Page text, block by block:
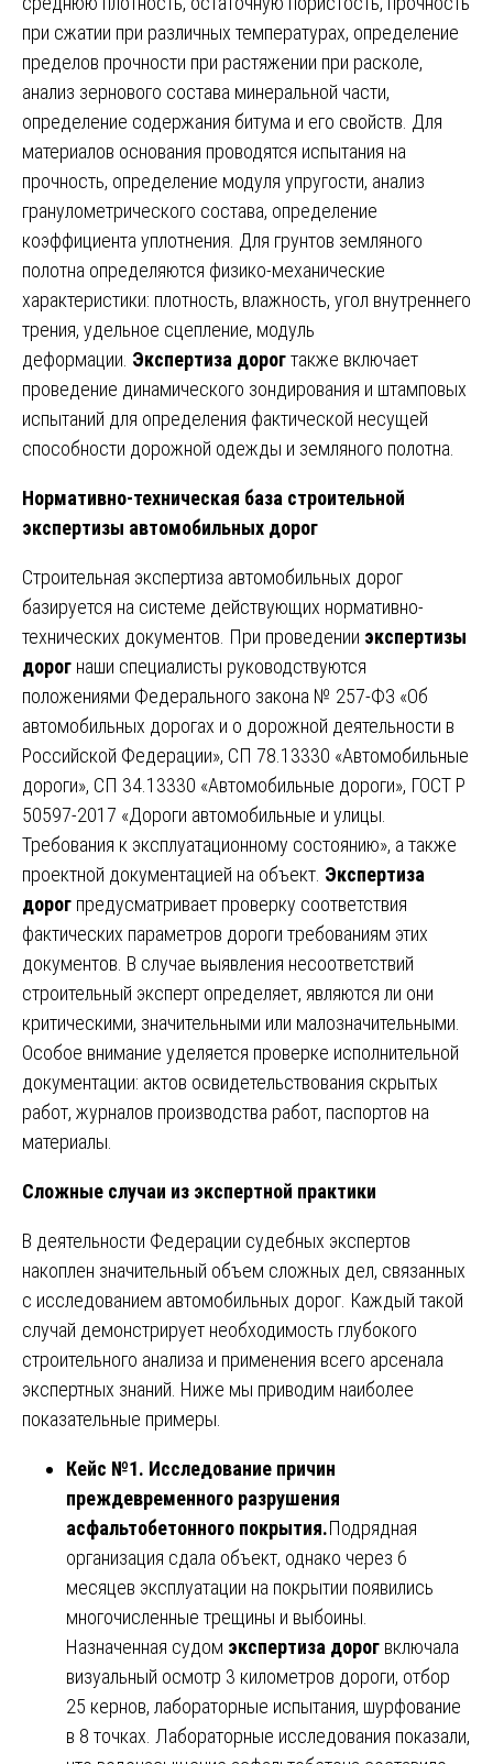
при сжатии при различных температурах, определение
пределов прочности при растяжении при расколе,
анализ зернового состава минеральной части,
определение содержания битума и его свойств. Для
материалов основания проводятся испытания на
прочность, определение модуля упругости, анализ
гранулометрического состава, определение
коэффициента уплотнения. Для грунтов земляного
полотна определяются физико-механические
характеристики: плотность, влажность, угол внутреннего
трения, удельное сцепление, модуль
деформации. Экспертиза дорогтакже включает
проведение динамического зондирования и штамповых
испытаний для определения фактической несущей
способности дорожной одежды и земляного полотна.
Нормативно-техническая база строительной
экспертизы автомобильных дорог
Строительная экспертиза автомобильных дорог
базируется на системе действующих нормативно-
технических документов. При проведении экспертизы
дорог наши специалисты руководствуются
положениями Федерального закона № 257-ФЗ «Об
автомобильных дорогах и о дорожной деятельности в
Российской Федерации», СП 78.13330 «Автомобильные
дороги», СП 34.13330 «Автомобильные дороги», ГОСТ Р
50597-2017 «Дороги автомобильные и улицы.
Требования к эксплуатационному состоянию», а также
проектной документацией на объект. Экспертиза
дорог предусматривает проверку соответствия
фактических параметров дороги требованиям этих
документов. В случае выявления несоответствий
строительный эксперт определяет, являются ли они
критическими, значительными или малозначительными.
Особое внимание уделяется проверке исполнительной
документации: актов освидетельствования скрытых
работ, журналов производства работ, паспортов на
материалы.
Сложные случаи из экспертной практики
В деятельности Федерации судебных экспертов
накоплен значительный объем сложных дел, связанных
с исследованием автомобильных дорог. Каждый такой
случай демонстрирует необходимость глубокого
строительного анализа и применения всего арсенала
экспертных знаний. Ниже мы приводим наиболее
показательные примеры.
Кейс №1. Исследование причин
преждевременного разрушения
асфальтобетонного покрытия.Подрядная
организация сдала объект, однако через 6
месяцев эксплуатации на покрытии появились
многочисленные трещины и выбоины.
Назначенная судом экспертиза дорог включала
визуальный осмотр 3 километров дороги, отбор
25 кернов, лабораторные испытания, шурфование
в 8 точках. Лабораторные исследования показали,